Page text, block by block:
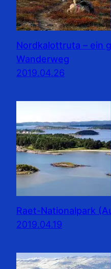
Nordkalottruta – ein
Wanderweg
2019.04.26
Raet-Nationalpark
2019.04.19